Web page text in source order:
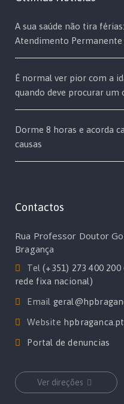
A sua saúde não tira
Atendimento
É normal ver pior com a
quando deve procurar um
Dorme 8 horas e acorda
causas
Contactos
Rua Professor Doutor
Bragança
Tel(+351) 273 400
rede fixa nacional)
Email
Website hpbraganca.pt
Portal de denuncias
Ver direções